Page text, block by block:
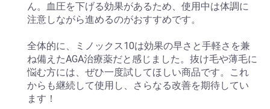
ん。血圧を下げる効果があるため、使用中は体調に
注意しながら進めるのがおすすめです。
全体的に、ミノックス10は効果の早さと手軽さを兼
ね備えたAGA治療薬だと感じました。抜け毛や薄毛に
悩む方には、ぜひ一度試してほしい商品です。これ
からも継続して使用し、さらなる改善を期待してい
ます！